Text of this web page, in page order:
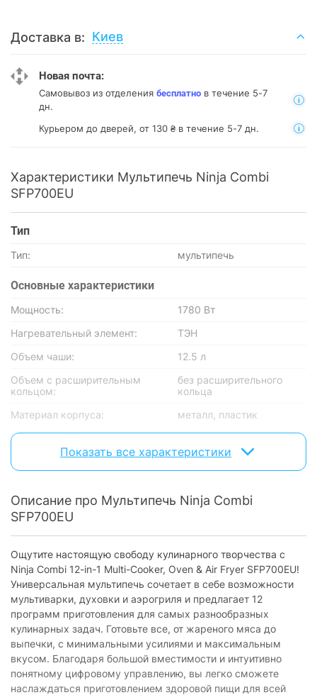
Доставка в: Киев
Новая почта:
Самовывоз из отделения бесплатно в течение 5-7
дн.
Курьером до дверей, от 130 ₴ в течение 5-7 дн.
Характеристики Мультипечь Ninja Combi
SFP700EU
Тип
Тип: мультипечь
Основные характеристики
Мощность:
1780 Вт
Нагревательный элемент:
ТЭН
Объем чаши:
12.5 л
Объем с расширительным
кольцом:
без расширительного
кольца
Материал корпуса:
металл, пластик
Рабочая температура:
Модель:
Combi
Управление
Тип управления:
Дисплей:
с дисплеем
Смотровое окно:
Термостат:
с термостатом
Съемная чаша:
без съемной чаши
Программы
Показать все характеристики
Описание про Мультипечь Ninja Combi
SFP700EU
Ощутите настоящую свободу кулинарного творчества с
Ninja Combi 12-in-1 Multi-Cooker, Oven & Air Fryer SFP700EU!
Универсальная мультипечь сочетает в себе возможности
мультиварки, духовки и аэрогриля и предлагает 12
программ приготовления для самых разнообразных
кулинарных задач. Готовьте все, от жареного мяса до
выпечки, с минимальными усилиями и максимальным
вкусом. Благодаря большой вместимости и интуитивно
понятному цифровому управлению, вы легко сможете
наслаждаться приготовлением здоровой пищи для всей